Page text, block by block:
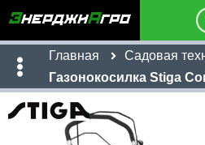
Главная Садовая
Газонокосилка Stiga